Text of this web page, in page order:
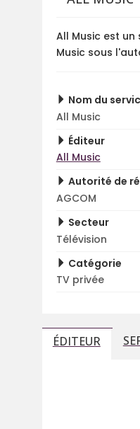
All Music est
Music sous
Nom du
All Music
Éditeur
All Music
Autorité de
AGCOM
Secteur
Télévision
Catégorie
TV privée
ÉDITEUR